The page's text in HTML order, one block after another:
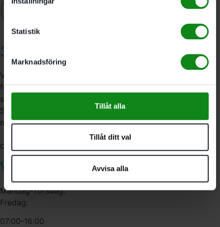
Statistik
Marknadsföring
Tillåt alla
Tillåt ditt val
Avvisa alla
3A Byggdelen
Vi är återförsäljare av elverktyg, tillbehör, infästning och
förbrukningsmaterial. Vi har en fysisk butik och
serviceverkstad i Stockholm samt en e-handel för hela
Sverige. Av oss får du professionell service av
medarbetare med gedigen erfarenhet.
Org. nr:
Våra öppettider
Måndag-Torsdag:
Fredag:
07:00-16:00